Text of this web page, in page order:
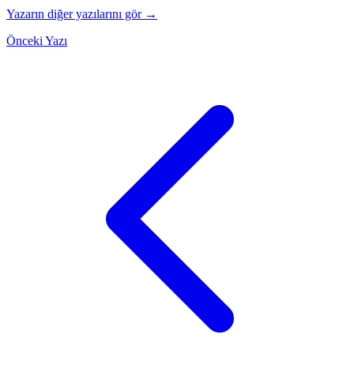
Yazarın diğer yazılarını gör →
Önceki Yazı